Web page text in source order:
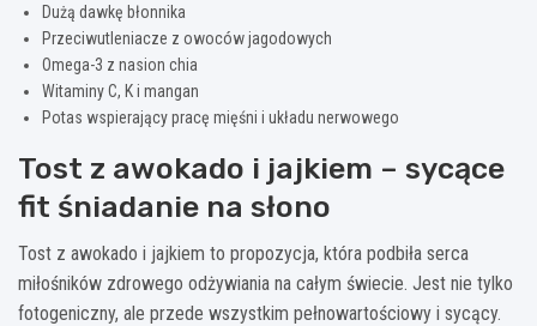
Dużą dawkę błonnika
Przeciwutleniacze z owoców jagodowych
Omega-3 z nasion chia
Witaminy C, K i mangan
Potas wspierający pracę mięśni i układu nerwowego
Tost z awokado i jajkiem – sycące
fit śniadanie na słono
Tost z awokado i jajkiem to propozycja, która podbiła serca
miłośników zdrowego odżywiania na całym świecie. Jest nie tylko
fotogeniczny, ale przede wszystkim pełnowartościowy i sycący.